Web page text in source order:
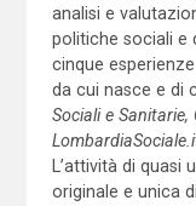
analisi e
politiche sociali e
cinque
da cui nasce e di
Sociali e
L’attività di quasi
originale e unica